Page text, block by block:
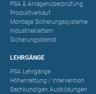
PSA & Anlagenüberprüfung
Produktverkauf
Montage Sicherungssysteme
Industrieklettern
Sicherungsdienst
LEHRGÄNGE
PSA Lehrgänge
Höhenrettung / Intervention
Sachkundigen Ausbildungen